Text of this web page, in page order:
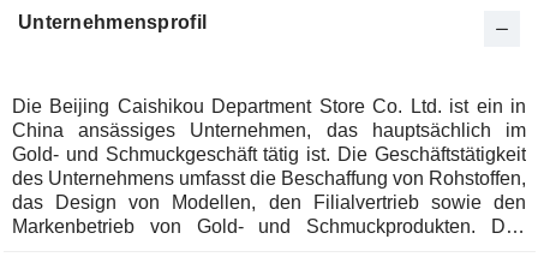
Unternehmensprofil
Die Beijing Caishikou Department Store Co. Ltd. ist ein in
China ansässiges Unternehmen, das hauptsächlich im
Gold- und Schmuckgeschäft tätig ist. Die Geschäftstätigkeit
des Unternehmens umfasst die Beschaffung von Rohstoffen,
das Design von Modellen, den Filialvertrieb sowie den
Markenbetrieb von Gold- und Schmuckprodukten. Das